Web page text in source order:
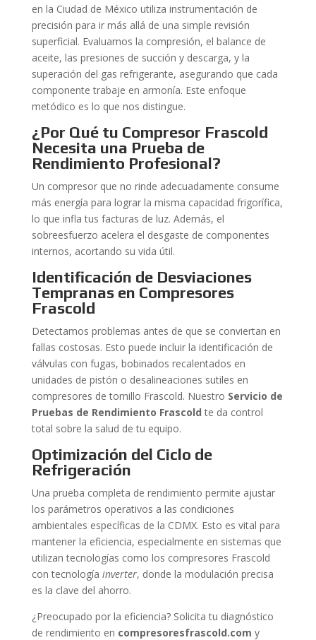
en la Ciudad de México utiliza instrumentación de
precisión para ir más allá de una simple revisión
superficial. Evaluamos la compresión, el balance de
aceite, las presiones de succión y descarga, y la
superación del gas refrigerante, asegurando que cada
componente trabaje en armonía. Este enfoque
metódico es lo que nos distingue.
¿Por Qué tu Compresor Frascold
Necesita una Prueba de
Rendimiento Profesional?
Un compresor que no rinde adecuadamente consume
más energía para lograr la misma capacidad frigorífica,
lo que infla tus facturas de luz. Además, el
sobreesfuerzo acelera el desgaste de componentes
internos, acortando su vida útil.
Identificación de Desviaciones
Tempranas en Compresores
Frascold
Detectamos problemas antes de que se conviertan en
fallas costosas. Esto puede incluir la identificación de
válvulas con fugas, bobinados recalentados en
unidades de pistón o desalineaciones sutiles en
compresores de tornillo Frascold. Nuestro Servicio de
Pruebas de Rendimiento Frascold te da control
total sobre la salud de tu equipo.
Optimización del Ciclo de
Refrigeración
Una prueba completa de rendimiento permite ajustar
los parámetros operativos a las condiciones
ambientales específicas de la CDMX. Esto es vital para
mantener la eficiencia, especialmente en sistemas que
utilizan tecnologías como los compresores Frascold
con tecnología inverter, donde la modulación precisa
es la clave del ahorro.
¿Preocupado por la eficiencia? Solicita tu diagnóstico
de rendimiento en compresoresfrascold.com y